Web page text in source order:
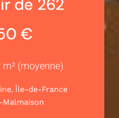
de 262
€
(moyenne)
, Île-de-France
Malmaison